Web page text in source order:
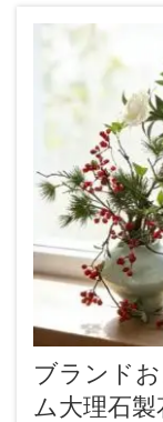
上にも寄与す
ブランド
ム大理石製